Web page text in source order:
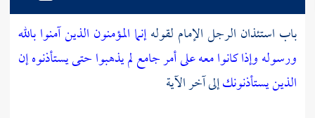
باب استئذان الرجل الإمام لقولهإنما المؤمنون الذين آمنوا بالله
ورسوله وإذا كانوا معه على أمر جامع لم يذهبوا حتى يستأذنوه إن
الذين يستأذنونكإلى آخر الآية